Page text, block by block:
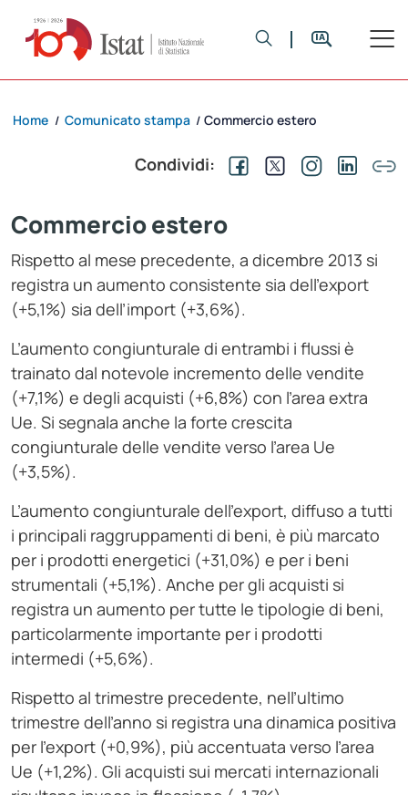
Home / Comunicato stampa / Commercio estero
Condividi:
Commercio estero
Rispetto al mese precedente, a dicembre 2013 si
registra un aumento consistente sia dell’export
(+5,1%) sia dell’import (+3,6%).
L’aumento congiunturale di entrambi i flussi è
trainato dal notevole incremento delle vendite
(+7,1%) e degli acquisti (+6,8%) con l’area extra
Ue. Si segnala anche la forte crescita
congiunturale delle vendite verso l’area Ue
(+3,5%).
L’aumento congiunturale dell’export, diffuso a tutti
i principali raggruppamenti di beni, è più marcato
per i prodotti energetici (+31,0%) e per i beni
strumentali (+5,1%). Anche per gli acquisti si
registra un aumento per tutte le tipologie di beni,
particolarmente importante per i prodotti
intermedi (+5,6%).
Rispetto al trimestre precedente, nell’ultimo
trimestre dell’anno si registra una dinamica positiva
per l’export (+0,9%), più accentuata verso l’area
Ue (+1,2%). Gli acquisti sui mercati internazionali